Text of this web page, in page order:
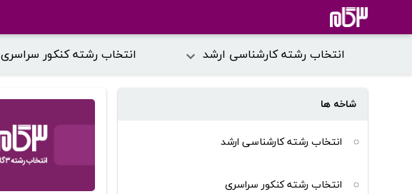
انتخاب رشته کارشناسی ارشد انتخاب رشته کنکور سراسری
شاخه ها
انتخاب رشته کارشناسی ارشد
انتخاب رشته کنکور سراسری